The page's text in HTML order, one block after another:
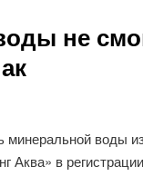
не
воды
в регистрации